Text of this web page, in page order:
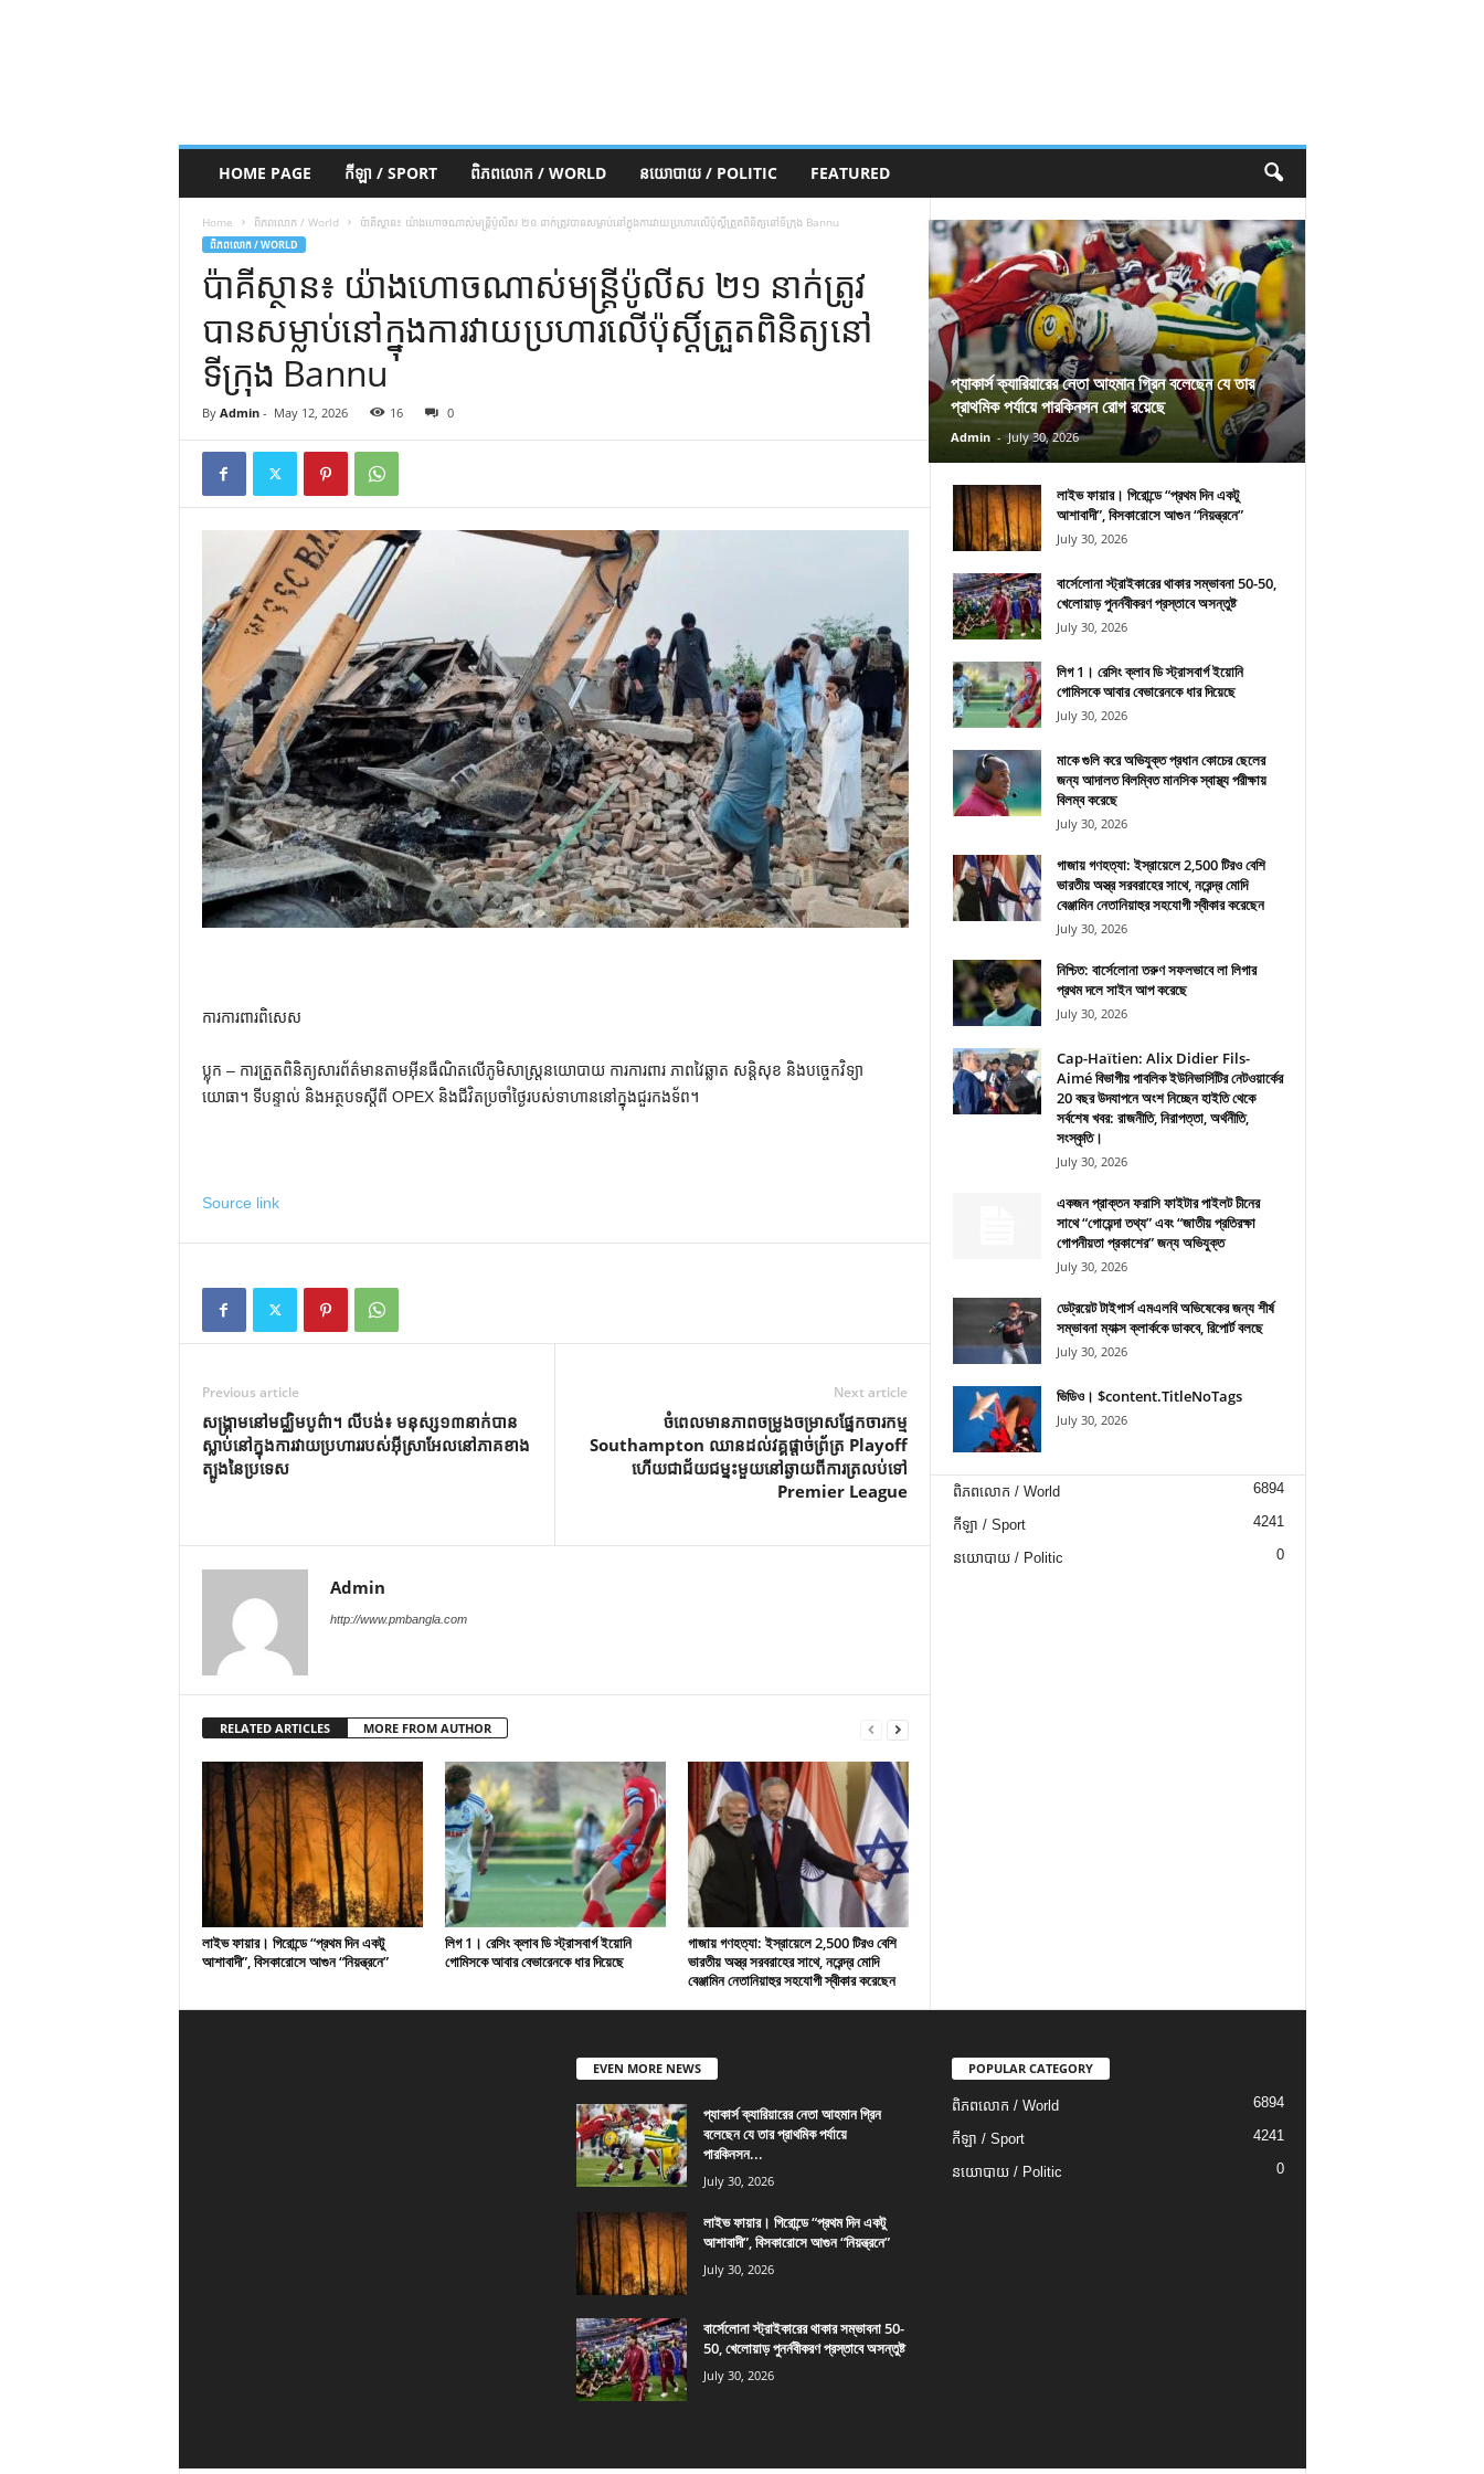
HOME PAGE កីឡា / SPORT ពិភពលោក / WORLD នយោបាយ / POLITIC FEATURED
Home ពិភពលោក / World ប៉ាគីស្ថាន៖ យ៉ាងហោចណាស់មន្ត្រីប៉ូលីស ២១ នាក់ត្រូវបានសម្លាប់នៅក្នុងការវាយប្រហារលើប៉ុស្តិ៍ត្រួតពិនិត្យនៅទីក្រុង Bannu
ពិភពលោក / WORLD
ប៉ាគីស្ថាន៖ យ៉ាងហោចណាស់មន្ត្រីប៉ូលីស ២១ នាក់ត្រូវ
បានសម្លាប់នៅក្នុងការវាយប្រហារលើប៉ុស្តិ៍ត្រួតពិនិត្យនៅ
ទីក្រុង Bannu
By Admin- May 12, 2026 16 0
ការការពារពិសេស
ប្លុក – ការត្រួតពិនិត្យសារព័ត៌មានតាមអ៊ីនធឺណិតលើភូមិសាស្ត្រនយោបាយ ការការពារ ភាពវៃឆ្លាត សន្តិសុខ និងបច្ចេកវិទ្យា
យោធា។ ទីបន្ទាល់ និងអត្ថបទស្តីពី OPEX និងជីវិតប្រចាំថ្ងៃរបស់ទាហាននៅក្នុងជួរកងទ័ព។
Source link
Previous article
សង្គ្រាមនៅមជ្ឈិមបូព៌ា។ លីបង់៖ មនុស្ស១៣នាក់បាន
ស្លាប់នៅក្នុងការវាយប្រហាររបស់អ៊ីស្រាអែលនៅភាគខាង
ត្បូងនៃប្រទេស
Next article
ចំពេលមានភាពចម្រូងចម្រាសផ្នែកចារកម្ម
Southampton ឈានដល់វគ្គផ្តាច់ព្រ័ត្រ Playoff
ហើយជាជ័យជម្នះមួយនៅឆ្ងាយពីការត្រលប់ទៅ
Premier League
Admin
http://www.pmbangla.com
RELATED ARTICLES MORE FROM AUTHOR
লাইভ ফায়ার। গিরোন্ডে “প্রথম দিন একটু
আশাবাদী”, বিসকারোসে আগুন “নিয়ন্ত্রনে”
লিগ 1। রেসিং ক্লাব ডি স্ট্রাসবার্গ ইয়োনি
গোমিসকে আবার বেভারেনকে ধার দিয়েছে
গাজায় গণহত্যা: ইস্রায়েলে 2,500 টিরও বেশি
ভারতীয় অস্ত্র সরবরাহের সাথে, নরেন্দ্র মোদি
বেঞ্জামিন নেতানিয়াহুর সহযোগী স্বীকার করেছেন
প্যাকার্স ক্যারিয়ারের নেতা আহমান গ্রিন বলেছেন যে তার
প্রাথমিক পর্যায়ে পারকিনসন রোগ রয়েছে
Admin - July 30, 2026
লাইভ ফায়ার। গিরোন্ডে “প্রথম দিন একটু
আশাবাদী”, বিসকারোসে আগুন “নিয়ন্ত্রনে”
July 30, 2026
বার্সেলোনা স্ট্রাইকারের থাকার সম্ভাবনা 50-50,
খেলোয়াড় পুনর্নবীকরণ প্রস্তাবে অসন্তুষ্ট
July 30, 2026
লিগ 1। রেসিং ক্লাব ডি স্ট্রাসবার্গ ইয়োনি
গোমিসকে আবার বেভারেনকে ধার দিয়েছে
July 30, 2026
মাকে গুলি করে অভিযুক্ত প্রধান কোচের ছেলের
জন্য আদালত বিলম্বিত মানসিক স্বাস্থ্য পরীক্ষায়
বিলম্ব করেছে
July 30, 2026
গাজায় গণহত্যা: ইস্রায়েলে 2,500 টিরও বেশি
ভারতীয় অস্ত্র সরবরাহের সাথে, নরেন্দ্র মোদি
বেঞ্জামিন নেতানিয়াহুর সহযোগী স্বীকার করেছেন
July 30, 2026
নিশ্চিত: বার্সেলোনা তরুণ সফলভাবে লা লিগার
প্রথম দলে সাইন আপ করেছে
July 30, 2026
Cap-Haïtien: Alix Didier Fils-
Aimé বিভাগীয় পাবলিক ইউনিভার্সিটির নেটওয়ার্কের
20 বছর উদযাপনে অংশ নিচ্ছেন হাইতি থেকে
সর্বশেষ খবর: রাজনীতি, নিরাপত্তা, অর্থনীতি,
সংস্কৃতি।
July 30, 2026
একজন প্রাক্তন ফরাসি ফাইটার পাইলট চীনের
সাথে “গোয়েন্দা তথ্য” এবং “জাতীয় প্রতিরক্ষা
গোপনীয়তা প্রকাশের” জন্য অভিযুক্ত
July 30, 2026
ডেট্রয়েট টাইগার্স এমএলবি অভিষেকের জন্য শীর্ষ
সম্ভাবনা ম্যাক্স ক্লার্ককে ডাকবে, রিপোর্ট বলছে
July 30, 2026
ভিডিও। $content.TitleNoTags
July 30, 2026
ពិភពលោក / World 6894
កីឡា / Sport 4241
នយោបាយ / Politic 0
EVEN MORE NEWS
প্যাকার্স ক্যারিয়ারের নেতা আহমান গ্রিন
বলেছেন যে তার প্রাথমিক পর্যায়ে
পারকিনসন...
July 30, 2026
লাইভ ফায়ার। গিরোন্ডে “প্রথম দিন একটু
আশাবাদী”, বিসকারোসে আগুন “নিয়ন্ত্রনে”
July 30, 2026
বার্সেলোনা স্ট্রাইকারের থাকার সম্ভাবনা 50-
50, খেলোয়াড় পুনর্নবীকরণ প্রস্তাবে অসন্তুষ্ট
July 30, 2026
POPULAR CATEGORY
ពិភពលោក / World 6894
កីឡា / Sport 4241
នយោបាយ / Politic 0